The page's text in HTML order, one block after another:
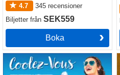
4.7
345 recensioner
Biljetter från SEK559
Boka
Mamma Mia!